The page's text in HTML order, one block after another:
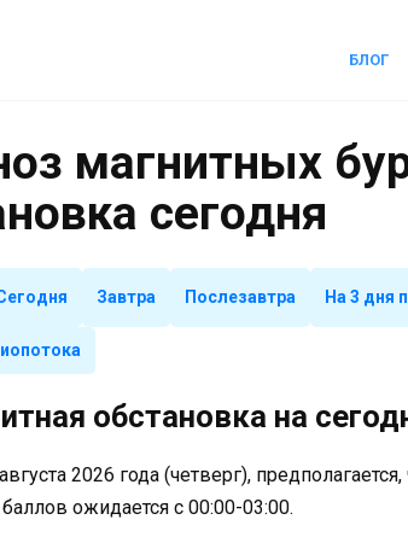
БЛОГ
магнитных
сегодня
Завтра Послезавтра На 3 дня
обстановка на
2026 года (четверг),
ожидается с 00:00-03:00.